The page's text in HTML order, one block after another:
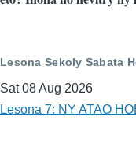
Lesona Sekoly Sabata
Sat 08 Aug 2026
Lesona 7: NY ATAO